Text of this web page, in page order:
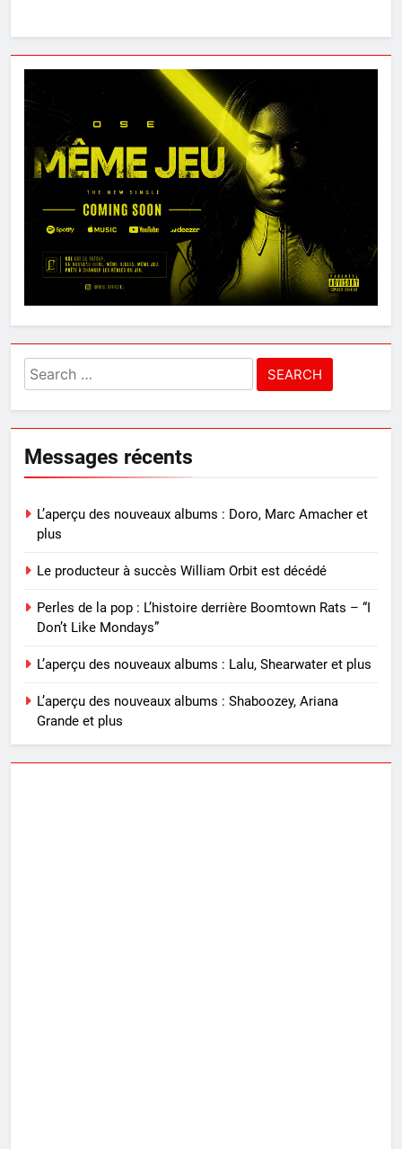
Search
for:
Messages récents
L’aperçu des nouveaux albums : Doro, Marc Amacher et
plus
Le producteur à succès William Orbit est décédé
Perles de la pop : L’histoire derrière Boomtown Rats – “I
Don’t Like Mondays”
L’aperçu des nouveaux albums : Lalu, Shearwater et plus
L’aperçu des nouveaux albums : Shaboozey, Ariana
Grande et plus